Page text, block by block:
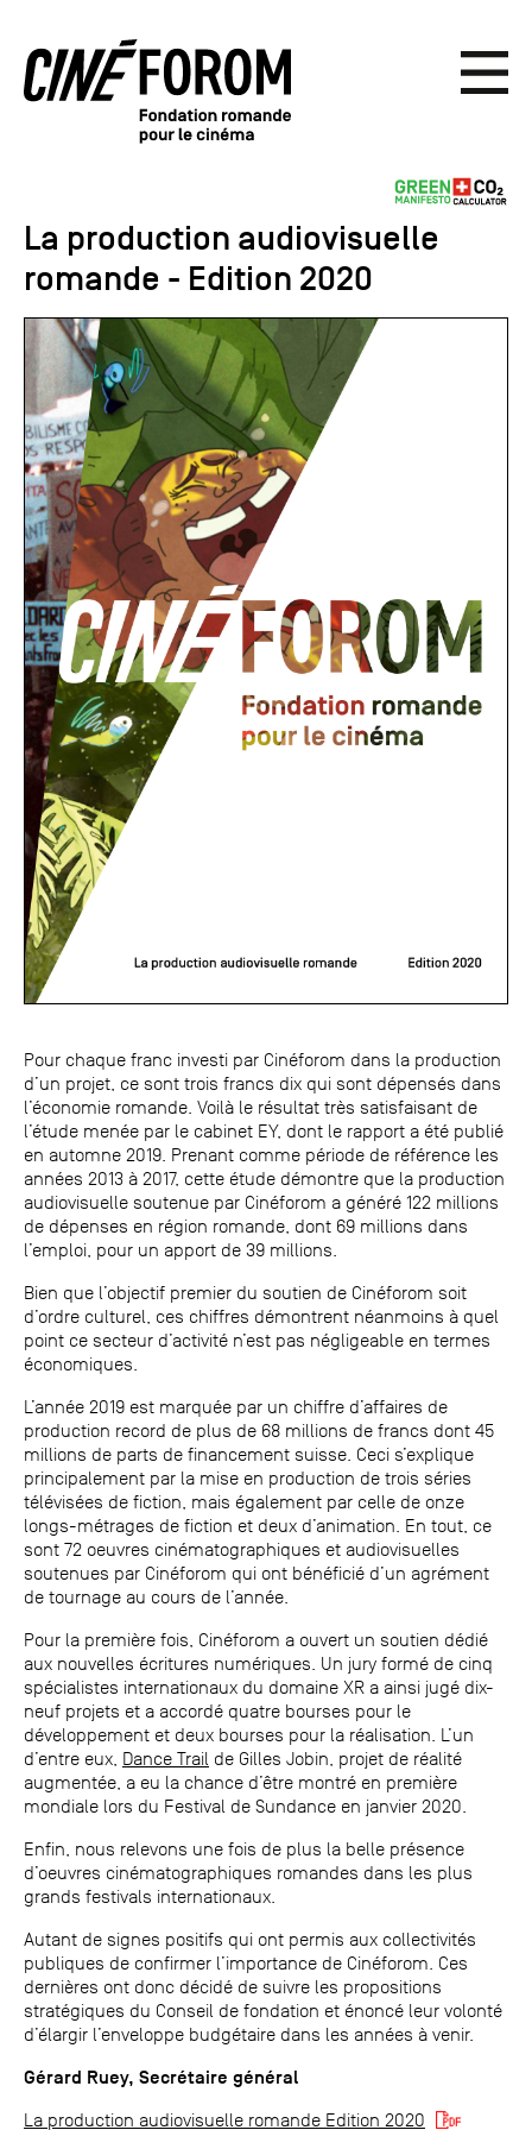
La production audiovisuelle
romande - Edition 2020
Pour chaque franc investi par Cinéforom dans la production
d’un projet, ce sont trois francs dix qui sont dépensés dans
l’économie romande. Voilà le résultat très satisfaisant de
l’étude menée par le cabinet EY, dont le rapport a été publié
en automne 2019. Prenant comme période de référence les
années 2013 à 2017, cette étude démontre que la production
audiovisuelle soutenue par Cinéforom a généré 122 millions
de dépenses en région romande, dont 69 millions dans
l’emploi, pour un apport de 39 millions.
Bien que l’objectif premier du soutien de Cinéforom soit
d’ordre culturel, ces chiffres démontrent néanmoins à quel
point ce secteur d’activité n’est pas négligeable en termes
économiques.
L’année 2019 est marquée par un chiffre d’affaires de
production record de plus de 68 millions de francs dont 45
millions de parts de financement suisse. Ceci s’explique
principalement par la mise en production de trois séries
télévisées de fiction, mais également par celle de onze
longs-métrages de fiction et deux d’animation. En tout, ce
sont 72 oeuvres cinématographiques et audiovisuelles
soutenues par Cinéforom qui ont bénéficié d’un agrément
de tournage au cours de l’année.
Pour la première fois, Cinéforom a ouvert un soutien dédié
aux nouvelles écritures numériques. Un jury formé de cinq
spécialistes internationaux du domaine XR a ainsi jugé dix-
neuf projets et a accordé quatre bourses pour le
développement et deux bourses pour la réalisation. L’un
d’entre eux, Dance Trail de Gilles Jobin, projet de réalité
augmentée, a eu la chance d’être montré en première
mondiale lors du Festival de Sundance en janvier 2020.
Enfin, nous relevons une fois de plus la belle présence
d’oeuvres cinématographiques romandes dans les plus
grands festivals internationaux.
Autant de signes positifs qui ont permis aux collectivités
publiques de confirmer l’importance de Cinéforom. Ces
dernières ont donc décidé de suivre les propositions
stratégiques du Conseil de fondation et énoncé leur volonté
d’élargir l’enveloppe budgétaire dans les années à venir.
Gérard Ruey, Secrétaire général
La production audiovisuelle romande Edition 2020